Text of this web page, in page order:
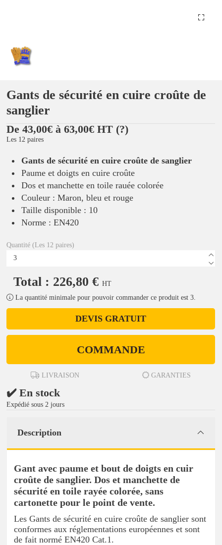
Gants de sécurité en cuire croûte de
sanglier
De 43,00€ à 63,00€ HT (?)
Les 12 paires
Gants de sécurité en cuire croûte de sanglier
Paume et doigts en cuire croûte
Dos et manchette en toile rauée colorée
Couleur : Maron, bleu et rouge
Taille disponible : 10
Norme : EN420
Quantité (Les 12 paires)
Total : 226,80 € HT
La quantité minimale pour pouvoir commander ce produit est 3.
DEVIS GRATUIT
COMMANDE
LIVRAISON GARANTIES
✔️ En stock
Expédié sous 2 jours
Description
Gant avec paume et bout de doigts en cuir
croûte de sanglier. Dos et manchette de
sécurité en toile rayée colorée, sans
cartonette pour le point de vente.
Les Gants de sécurité en cuire croûte de sanglier sont
conformes aux réglementations européennes et sont
de fait normé EN420 Cat.1.